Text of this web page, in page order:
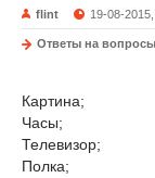
flint 19-08-
Ответы на вопросы
Картина;
Часы;
Телевизор;
Полка;